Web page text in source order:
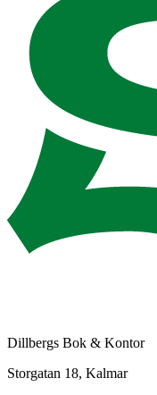
Dillbergs Bok & Kontor
Storgatan 18, Kalmar